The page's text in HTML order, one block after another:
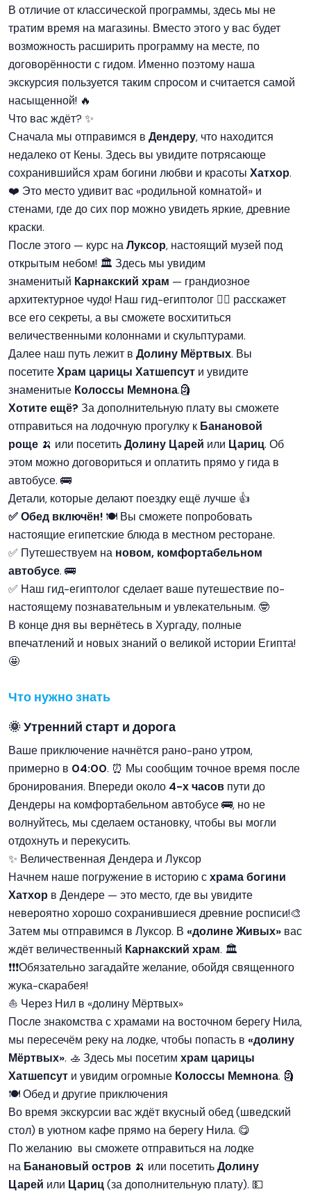
В отличие от классической программы, здесь мы не
тратим время на магазины. Вместо этого у вас будет
возможность расширить программу на месте, по
договорённости с гидом. Именно поэтому наша
экскурсия пользуется таким спросом и считается самой
насыщенной! 🔥
Что вас ждёт? ✨
Сначала мы отправимся в Дендеру, что находится
недалеко от Кены. Здесь вы увидите потрясающе
сохранившийся храм богини любви и красоты Хатхор.
❤️ Это место удивит вас «родильной комнатой» и
стенами, где до сих пор можно увидеть яркие, древние
краски.
После этого — курс наЛуксор, настоящий музей под
открытым небом! 🏛️ Здесь мы увидим
знаменитый Карнакский храм — грандиозное
архитектурное чудо! Наш гид-египтолог 🧙‍♂️ расскажет
все его секреты, а вы сможете восхититься
величественными колоннами и скульптурами.
Далее наш путь лежит в Долину Мёртвых. Вы
посетитеХрам царицы Хатшепсут и увидите
знаменитые Колоссы Мемнона.🗿
Хотите ещё? За дополнительную плату вы сможете
отправиться на лодочную прогулку к Банановой
роще 🍌 или посетитьДолину Царей или Цариц. Об
этом можно договориться и оплатить прямо у гида в
автобусе. 🚌
Детали, которые делают поездку ещё лучше 👍
✅ Обед включён! 🍽️ Вы сможете попробовать
настоящие египетские блюда в местном ресторане.
✅ Путешествуем на новом, комфортабельном
автобусе. 🚌
✅ Наш гид-египтолог сделает ваше путешествие по-
настоящему познавательным и увлекательным. 🤓
В конце дня вы вернётесь в Хургаду, полные
впечатлений и новых знаний о великой истории Египта!
🤩
Что нужно знать
🌞 Утренний старт и дорога
Ваше приключение начнётся рано-рано утром,
примерно в 04:00. ⏰ Мы сообщим точное время после
бронирования. Впереди около 4-х часов пути до
Дендеры на комфортабельном автобусе 🚌, но не
волнуйтесь, мы сделаем остановку, чтобы вы могли
отдохнуть и перекусить.
✨ Величественная Дендера и Луксор
Начнем наше погружение в историю схрама богини
Хатхор в Дендере — это место, где вы увидите
невероятно хорошо сохранившиеся древние росписи!🎨
Затем мы отправимся в Луксор. В «долине Живых» вас
ждёт величественный Карнакский храм. 🏛️
❗️❗️❗️Обязательно загадайте желание, обойдя священного
жука-скарабея!
⛵ Через Нил в «долину Мёртвых»
После знакомства с храмами на восточном берегу Нила,
мы пересечём реку на лодке, чтобы попасть в «долину
Мёртвых». 🚣 Здесь мы посетим храм царицы
Хатшепсут и увидим огромные Колоссы Мемнона. 🗿
🍽️ Обед и другие приключения
Во время экскурсии вас ждёт вкусный обед (шведский
стол) в уютном кафе прямо на берегу Нила. 😋
По желанию вы сможете отправиться на лодке
на Банановый остров 🍌 или посетитьДолину
Царей или Цариц(за дополнительную плату). 💵